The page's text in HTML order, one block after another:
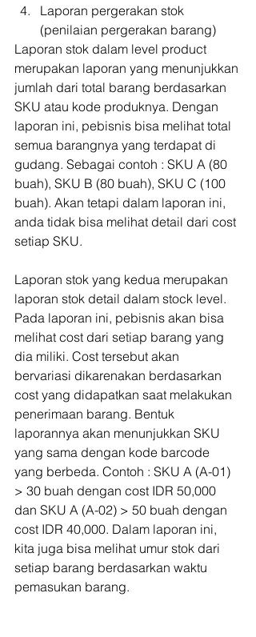
Laporan pergerakan stok
(penilaian pergerakan barang)
Laporan stok dalam level product
merupakan laporan yang menunjukkan
jumlah dari total barang berdasarkan
SKU atau kode produknya. Dengan
laporan ini, pebisnis bisa melihat total
semua barangnya yang terdapat di
gudang. Sebagai contoh : SKU A (80
buah), SKU B (80 buah), SKU C (100
buah). Akan tetapi dalam laporan ini,
anda tidak bisa melihat detail dari cost
setiap SKU.
Laporan stok yang kedua merupakan
laporan stok detail dalam stock level.
Pada laporan ini, pebisnis akan bisa
melihat cost dari setiap barang yang
dia miliki. Cost tersebut akan
bervariasi dikarenakan berdasarkan
cost yang didapatkan saat melakukan
penerimaan barang. Bentuk
laporannya akan menunjukkan SKU
yang sama dengan kode barcode
yang berbeda. Contoh : SKU A (A-01)
> 30 buah dengan cost IDR 50,000
dan SKU A (A-02) > 50 buah dengan
cost IDR 40,000. Dalam laporan ini,
kita juga bisa melihat umur stok dari
setiap barang berdasarkan waktu
pemasukan barang.